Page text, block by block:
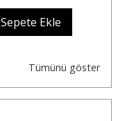
Sepete Ekle
Tümünü göster